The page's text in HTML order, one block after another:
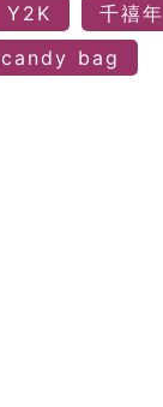
Y2K
千禧年
candy bag